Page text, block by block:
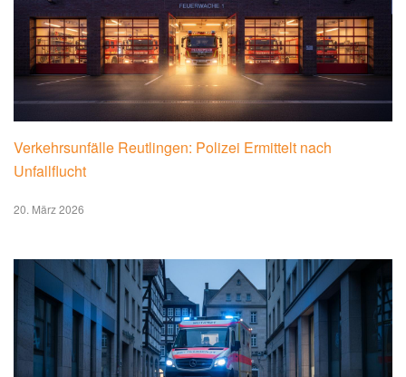
Verkehrsunfälle Reutlingen: Polizei Ermittelt nach
Unfallflucht
20. März 2026